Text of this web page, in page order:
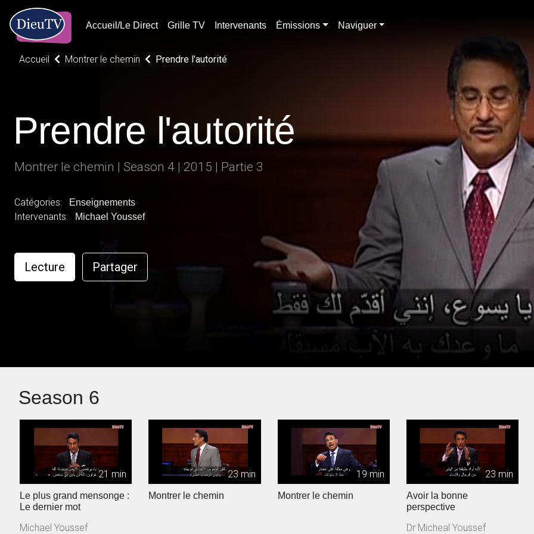
Accueil/Le Direct Grille TV Intervenants Émissions Naviguer
Accueil Montrer le chemin Prendre l'autorité
Prendre l'autorité
Montrer le chemin | Season 4 | 2015 | Partie 3
Catégories: Enseignements
Intervenants: Michael Youssef
Lecture Partager
Season 6
21 min
Le plus grand mensonge :
Le dernier mot
Michael Youssef
23 min
Montrer le chemin
19 min
Montrer le chemin
23 min
Avoir la bonne
perspective
Dr Micheal Youssef